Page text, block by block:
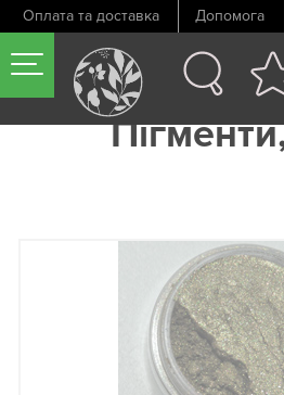
Оплата та доставка Допомога